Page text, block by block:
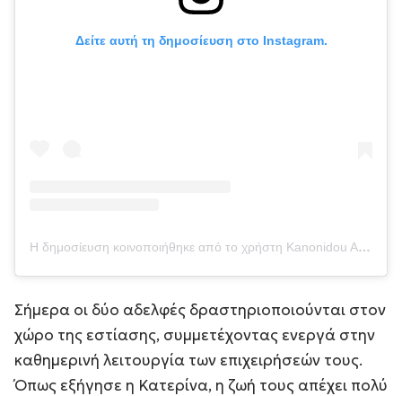
Δείτε αυτή τη δημοσίευση στο Instagram.
Η δημοσίευση κοινοποιήθηκε από το χρήστη Kanonidou Aggeliki (@kanonidouaggeliki)
Σήμερα οι δύο αδελφές δραστηριοποιούνται στον
χώρο της εστίασης, συμμετέχοντας ενεργά στην
καθημερινή λειτουργία των επιχειρήσεών τους.
Όπως εξήγησε η Κατερίνα, η ζωή τους απέχει πολύ